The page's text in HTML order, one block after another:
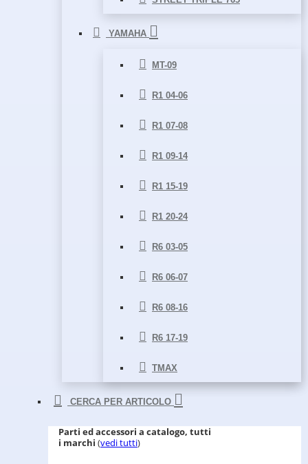
YAMAHA
MT-09
R1 04-06
R1 07-08
R1 09-14
R1 15-19
R1 20-24
R6 03-05
R6 06-07
R6 08-16
R6 17-19
TMAX
CERCA PER ARTICOLO
Parti ed accessori a catalogo, tutti
i marchi (vedi tutti)